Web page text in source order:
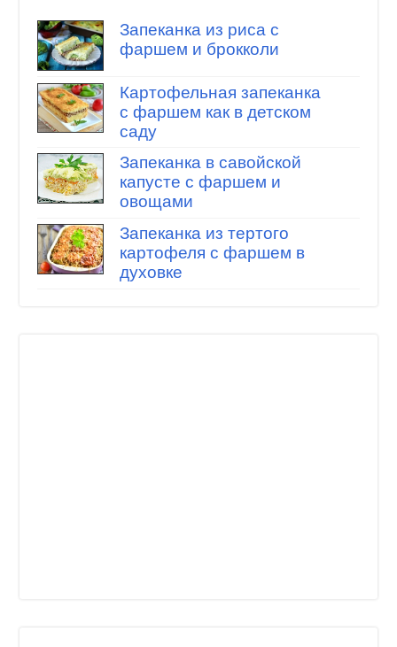
Запеканка из риса с
фаршем и брокколи
Картофельная запеканка
с фаршем как в детском
саду
Запеканка в савойской
капусте с фаршем и
овощами
Запеканка из тертого
картофеля с фаршем в
духовке